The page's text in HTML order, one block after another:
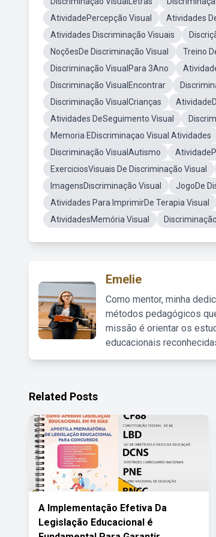
AtividadePercepção Visual
Atividades
Atividades Discriminação Visuais
NoçõesDe Discriminação Visual
Treino
Discriminação VisualPara 3Ano
Discriminação VisualEncontrar
Discriminação VisualCrianças
Atividades DeSeguimento Visual
Memoria EDiscriminaçao Visual Atividades
Discriminação VisualAutismo
ExerciciosVisuais De Discriminação Visual
ImagensDiscriminação Visual
JogoDe
Atividades Para ImprimirDe Terapia Visual
AtividadesMemória Visual
Emelie
Como mentor, minha
métodos pedagógicos
missão é orientar os
educacionais
Related Posts
A Implementação Efetiva Da
Legislação Educacional é